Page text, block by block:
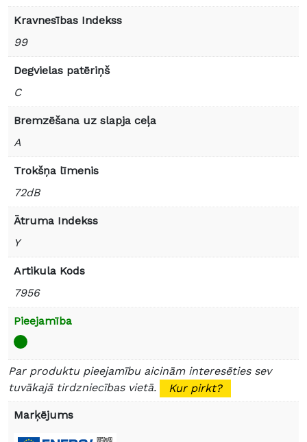
Kravnesības Indekss
99
Degvielas patēriņš
C
Bremzēšana uz slapja ceļa
A
Trokšņa līmenis
72dB
Ātruma Indekss
Y
Artikula Kods
7956
Pieejamība
Par produktu pieejamību aicinām interesēties sev
tuvākajā tirdzniecības vietā.
Kur pirkt?
Marķējums